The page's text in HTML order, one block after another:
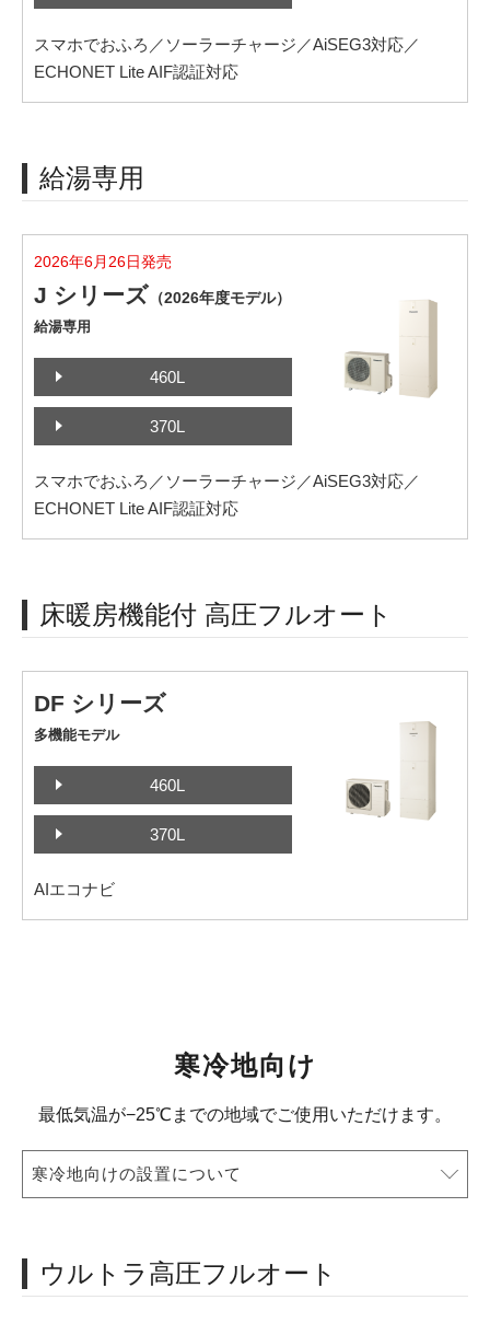
スマホでおふろ／ソーラーチャージ／AiSEG3対応／
ECHONET Lite AIF認証対応
給湯専用
2026年6月26日発売
J シリーズ （2026年度モデル）
給湯専用
460L
370L
スマホでおふろ／ソーラーチャージ／AiSEG3対応／
ECHONET Lite AIF認証対応
床暖房機能付 高圧フルオート
DF シリーズ
多機能モデル
460L
370L
AIエコナビ
寒冷地向け
最低気温が−25℃までの地域でご使用いただけます。
寒冷地向けの設置について
ウルトラ高圧フルオート